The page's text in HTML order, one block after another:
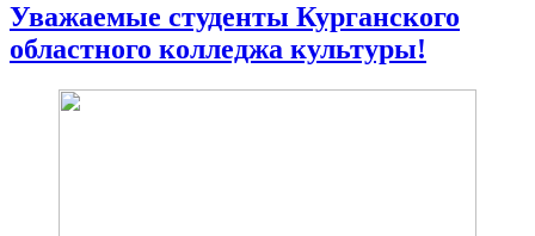
Уважаемые студенты Курганского
областного колледжа культуры!